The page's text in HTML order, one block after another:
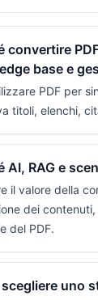
convertire
base e
PDF per
titoli, elenchi,
AI, RAG e
il valore della
dei
del PDF.
uno